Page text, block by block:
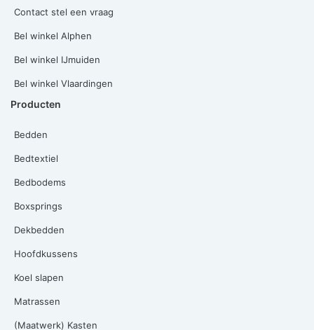
Contact stel een vraag
Bel winkel Alphen
Bel winkel IJmuiden
Bel winkel Vlaardingen
Producten
Bedden
Bedtextiel
Bedbodems
Boxsprings
Dekbedden
Hoofdkussens
Koel slapen
Matrassen
(Maatwerk) Kasten